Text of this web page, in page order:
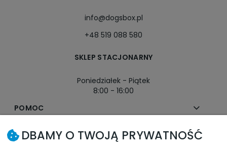
info@dogsbox.pl
+48 519 088 580
SKLEP STACJONARNY
Poniedziałek - Piątek
8:00 - 16:00
POMOC
MOJE KONTO
DBAMY O TWOJĄ PRYWATNOŚĆ